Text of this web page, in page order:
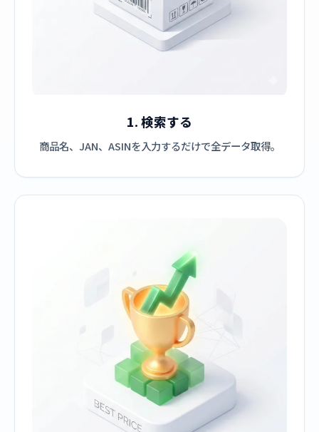
1. 検索する
商品名、JAN、ASINを入力するだけで全データ取得。